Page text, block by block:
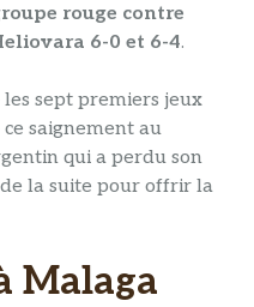
rouge contre
6-0 et 6-4.
sept premiers jeux
saignement au
qui a perdu son
la suite pour offrir la
Malaga